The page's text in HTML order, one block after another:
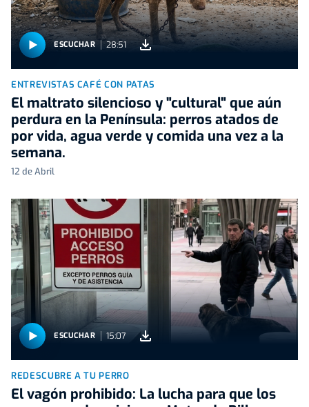
ESCUCHAR 28:51
ENTREVISTAS CAFÉ CON PATAS
El maltrato silencioso y "cultural" que aún
perdura en la Península: perros atados de
por vida, agua verde y comida una vez a la
semana.
12 de Abril
ESCUCHAR 15:07
REDESCUBRE A TU PERRO
El vagón prohibido: La lucha para que los